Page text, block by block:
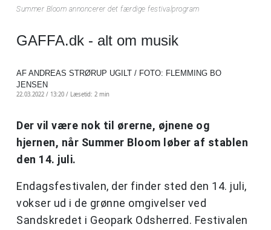
Summer Bloom annoncerer det færdige festivalprogram
GAFFA.dk - alt om musik
AF ANDREAS STRØRUP UGILT / FOTO: FLEMMING BO
JENSEN
22.03.2022 / 13:20 / Læsetid: 2 min
Der vil være nok til ørerne, øjnene og
hjernen, når Summer Bloom løber af stablen
den 14. juli.
Endagsfestivalen, der finder sted den 14. juli,
vokser ud i de grønne omgivelser ved
Sandskredet i Geopark Odsherred. Festivalen